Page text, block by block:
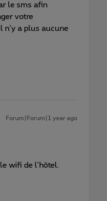
le sms afin
votre
a plus aucune
Forum|Forum|1 year ago
wifi de l’hôtel.